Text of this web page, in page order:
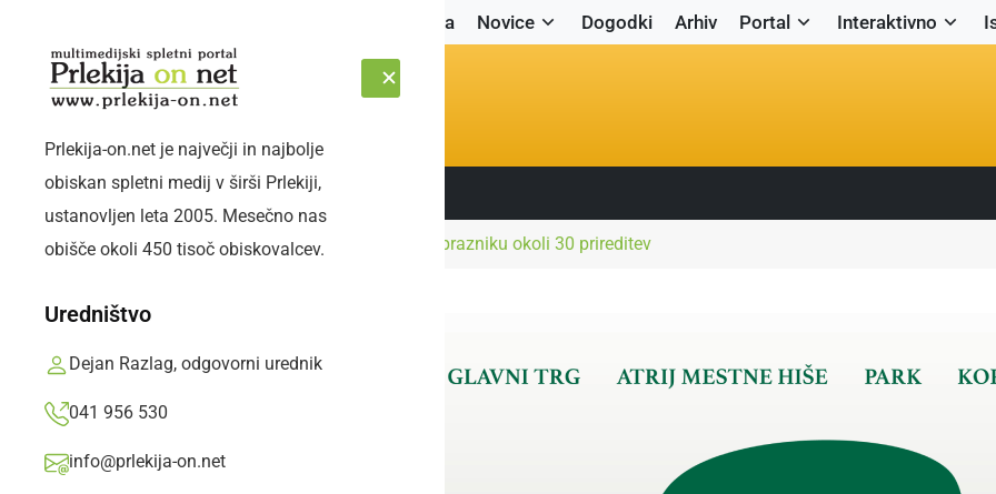
Naslovnica Novice Dogodki Arhiv Portal Interaktivno
PETEK, 7. AVGUST 2026 Sledite nam:
Prlekija-on.net je največji in najbolje
obiskan spletni medij v širši Prlekiji,
ustanovljen leta 2005. Mesečno nas
obišče okoli 450 tisoč obiskovalcev.
Uredništvo
Dejan Razlag, odgovorni urednik
041 956 530
info@prlekija-on.net
Naslovnica DružabnoOb 57. občinskem prazniku okoli 30 prireditev